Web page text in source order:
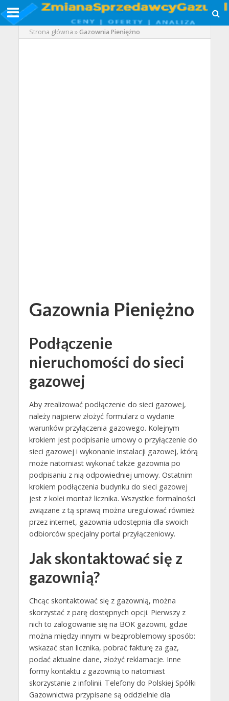
Strona główna »Gazownia Pieniężno
Gazownia Pieniężno
Podłączenie
nieruchomości do sieci
gazowej
Aby zrealizować podłączenie do sieci gazowej,
należy najpierw złożyć formularz o wydanie
warunków przyłączenia gazowego. Kolejnym
krokiem jest podpisanie umowy o przyłączenie do
sieci gazowej i wykonanie instalacji gazowej, którą
może natomiast wykonać także gazownia po
podpisaniu z nią odpowiedniej umowy. Ostatnim
krokiem podłączenia budynku do sieci gazowej
jest z kolei montaż licznika. Wszystkie formalności
związane z tą sprawą można uregulować również
przez internet, gazownia udostępnia dla swoich
odbiorców specjalny portal przyłączeniowy.
Jak skontaktować się z
gazownią?
Chcąc skontaktować się z gazownią, można
skorzystać z parę dostępnych opcji. Pierwszy z
nich to zalogowanie się na BOK gazowni, gdzie
można między innymi w bezproblemowy sposób:
wskazać stan licznika, pobrać fakturę za gaz,
podać aktualne dane, złożyć reklamacje. Inne
formy kontaktu z gazownią to natomiast
skorzystanie z infolinii. Telefony do Polskiej Spółki
Gazownictwa przypisane są oddzielnie dla